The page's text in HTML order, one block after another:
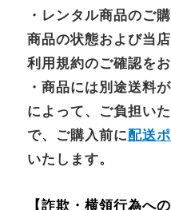
・レンタル商品のご
商品の状態および当
利用規約のご確認を
・商品には別途送料
によって、ご負担い
で、ご購入前に配送
いたします。
【詐欺・横領行為への